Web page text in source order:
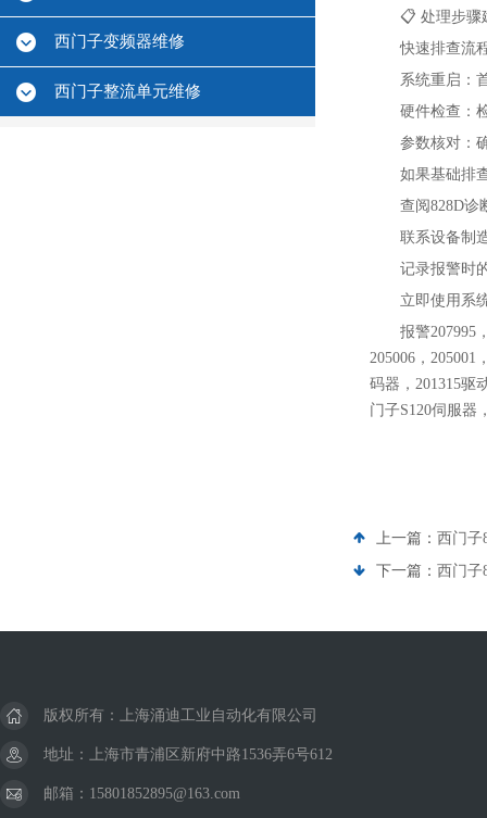
西门子变频器维修
西门子整流单元维修
📋 处理步骤
快速排查流
系统重启‌：
硬件检查‌：
参数核对‌：
如果基础排
查阅828D诊
联系设备制
记录报警时
立即使用系
报警207995
205006，205001
码器，201315驱
门子S120伺服器
上一篇： 西门子
下一篇： 西门子
版权所有：上海涌迪工业自动化有限公司
地址：上海市青浦区新府中路1536弄6号612
邮箱：15801852895@163.com